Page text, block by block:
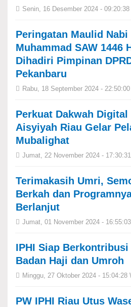
Senin, 16 Desember 2024 - 09:20:38
Peringatan Maulid Nabi
Muhammad SAW 1446
Dihadiri Pimpinan
Pekanbaru
Rabu, 18 September 2024 -
Perkuat Dakwah Digital
Aisyiyah Riau Gelar
Mubalighat
Jumat, 22 November 2024 -
Terimakasih Umri,
Berkah dan
Berlanjut
Jumat, 01 November 2024 -
IPHI Siap
Badan Haji dan Umroh
Minggu, 27 Oktober 2024 - 15:04:28
PW IPHI Riau Utus